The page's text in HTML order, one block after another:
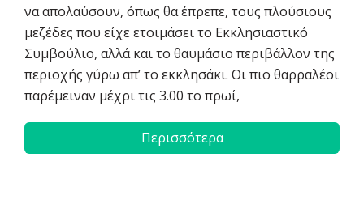
να απολαύσουν, όπως θα έπρεπε, τους πλούσιους
μεζέδες που είχε ετοιμάσει το Εκκλησιαστικό
Συμβούλιο, αλλά και το θαυμάσιο περιβάλλον της
περιοχής γύρω απ’ το εκκλησάκι. Οι πιο θαρραλέοι
παρέμειναν μέχρι τις 3.00 το πρωί,
Περισσότερα